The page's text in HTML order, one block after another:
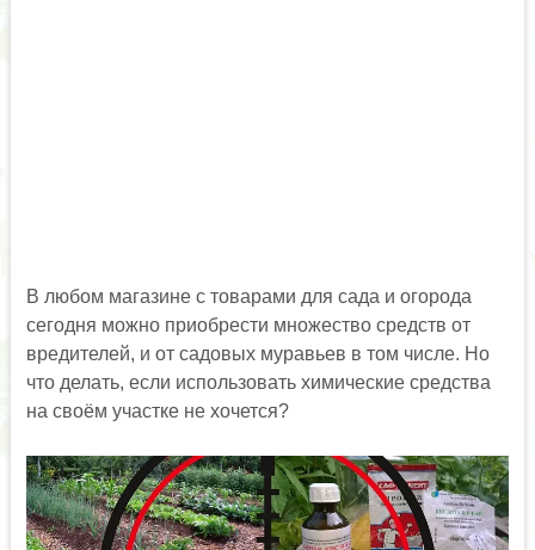
В любом магазине с товарами для сада и огорода
сегодня можно приобрести множество средств от
вредителей, и от садовых муравьев в том числе. Но
что делать, если использовать химические средства
на своём участке не хочется?